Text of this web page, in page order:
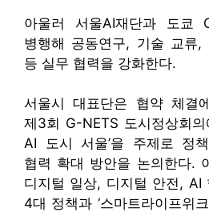
아울러 서울AI재단과 도쿄
병행해 공동연구, 기술 교류,
등 실무 협력을 강화한다.
서울시 대표단은 협약 체결
제3회 G-NETS 도시정상회의
AI 도시 서울’을 주제로 정
협력 확대 방안을 논의한다.
디지털 일상, 디지털 안전, AI
4대 정책과 ‘스마트라이프위